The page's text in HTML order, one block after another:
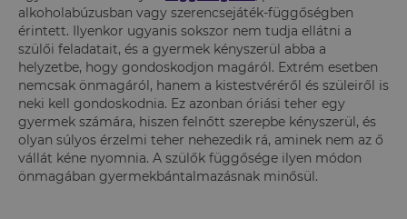
alkoholabúzusban vagy szerencsejáték-függőségben
érintett. Ilyenkor ugyanis sokszor nem tudja ellátni a
szülői feladatait, és a gyermek kényszerül abba a
helyzetbe, hogy gondoskodjon magáról. Extrém esetben
nemcsak önmagáról, hanem a kistestvéréről és szüleiről is
neki kell gondoskodnia. Ez azonban óriási teher egy
gyermek számára, hiszen felnőtt szerepbe kényszerül, és
olyan súlyos érzelmi teher nehezedik rá, aminek nem az ő
vállát kéne nyomnia. A szülők függősége ilyen módon
önmagában gyermekbántalmazásnak minősül.